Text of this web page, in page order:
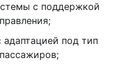
с поддержкой
под тип